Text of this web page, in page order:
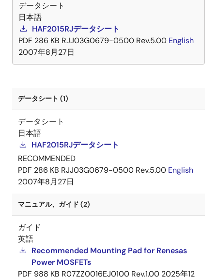
データシート
日本語
HAF2015RJデータシート
PDF 286 KB RJJ03G0679-0500 Rev.5.00 English
2007年8月27日
データシート (1)
データシート
日本語
HAF2015RJデータシート
RECOMMENDED
PDF 286 KB RJJ03G0679-0500 Rev.5.00 English
2007年8月27日
マニュアル、ガイド (2)
ガイド
英語
Recommended Mounting Pad for Renesas
Power MOSFETs
PDF 988 KB R07ZZ0016EJ0100 Rev.1.00 2025年12